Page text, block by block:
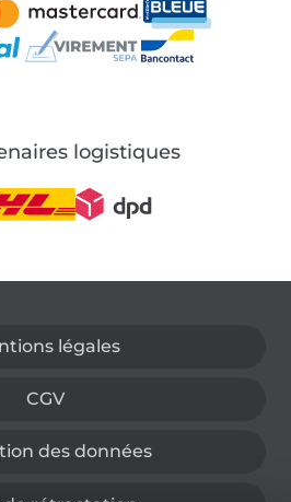
logistiques
légales
CGV
des données